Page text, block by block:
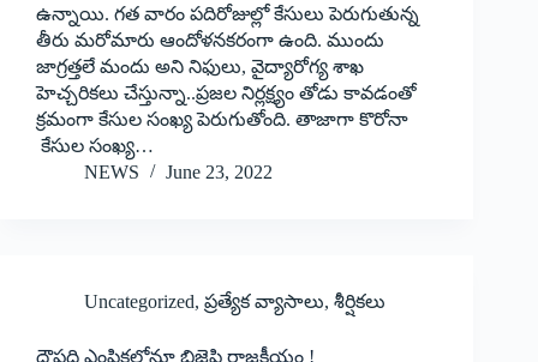
ఉన్నాయి. గత వారం పదిరోజుల్లో కేసులు పెరుగుతున్న
తీరు మరోమారు ఆందోళనకరంగా ఉంది. ముందు
జాగ్రత్తలే మందు అని నిఫులు, వైద్యారోగ్య శాఖ
హెచ్చరికలు చేస్తున్నా..ప్రజల నిర్లక్ష్యం తోడు కావడంతో
క్రమంగా కేసుల సంఖ్య పెరుగుతోంది. తాజాగా కొరోనా
కేసుల సంఖ్య…
NEWS
June 23, 2022
Uncategorized, ప్రత్యేక వ్యాసాలు, శీర్షికలు
‌ద్రౌపది ఎంపికలోనూ బిజెపి రాజకీయం !